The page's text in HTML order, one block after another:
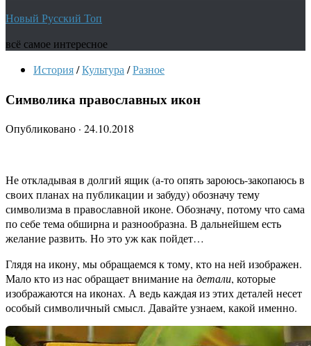
Новый Русский Топ
всё самое интересное
История/Культура /Разное
Символика православных икон
Опубликовано · 24.10.2018
Не откладывая в долгий ящик (а-то опять зароюсь-закопаюсь в
своих планах на публикации и забуду) обозначу тему
символизма в православной иконе. Обозначу, потому что сама
по себе тема обширна и разнообразна. В дальнейшем есть
желание развить. Но это уж как пойдет…
Глядя на икону, мы обращаемся к тому, кто на ней изображен.
Мало кто из нас обращает внимание на детали, которые
изображаются на иконах. А ведь каждая из этих деталей несет
особый символичный смысл. Давайте узнаем, какой именно.